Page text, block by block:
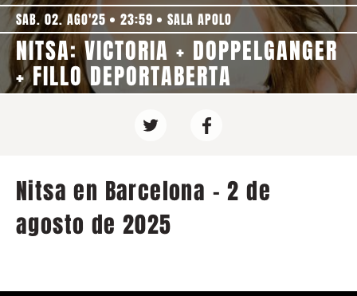
SAB. 02. AGO'25 23:59 SALA APOLO
NITSA: VICTORIA + DOPPELGANGER
+ FILLO DEPORTABERTA
Nitsa en Barcelona - 2 de
agosto de 2025